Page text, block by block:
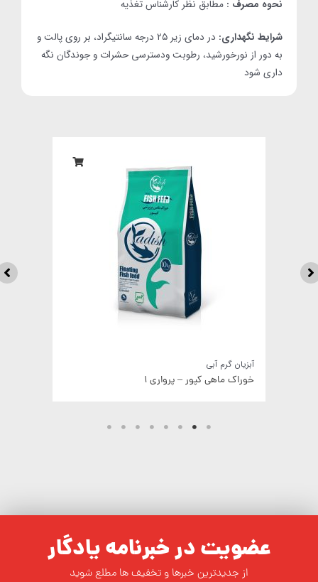
نحوه مصرف : مطابق نظر کارشناس تغذیه
شرایط نگهداری:
در دمای زیر ۲۵ درجه سانتیگراد، بر روی پالت و
به دور از نورخورشید، رطوبت ودسترسی حشرات و جوندگان نگه
داری شود
آبزیان گرم آبی
خوراک ماهی کپور – پرواری ۱
عضویت در خبرنامه یادگار
از جدیدترین خبرها و تخفیف ها مطلع شوید